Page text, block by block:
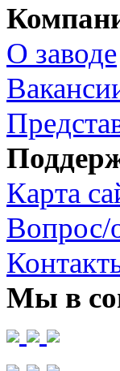
О заводе
Карта
Вопрос/
Мы в